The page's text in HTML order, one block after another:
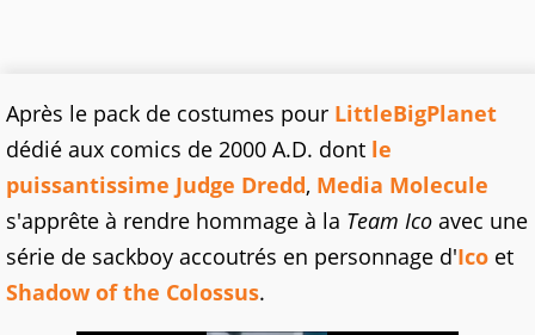
Après le pack de costumes pour LittleBigPlanet
dédié aux comics de 2000 A.D. dont le
puissantissime Judge Dredd, Media Molecule
s'apprête à rendre hommage à la Team Ico avec une
série de sackboy accoutrés en personnage d'Ico et
Shadow of the Colossus.